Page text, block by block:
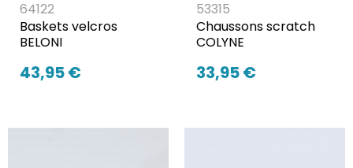
64122
Baskets velcros
BELONI
43,95 €
53315
Chaussons scratch
COLYNE
33,95 €